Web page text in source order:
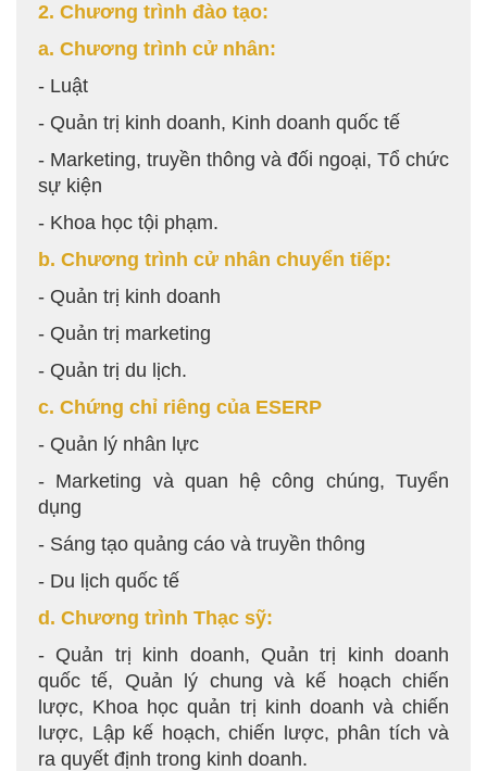
2. Chương trình đào tạo:
a. Chương trình cử nhân:
- Luật
- Quản trị kinh doanh, Kinh doanh quốc tế
- Marketing, truyền thông và đối ngoại, Tổ chức
sự kiện
- Khoa học tội phạm.
b. Chương trình cử nhân chuyển tiếp:
- Quản trị kinh doanh
- Quản trị marketing
- Quản trị du lịch.
c. Chứng chỉ riêng của ESERP
- Quản lý nhân lực
- Marketing và quan hệ công chúng, Tuyển
dụng
- Sáng tạo quảng cáo và truyền thông
- Du lịch quốc tế
d. Chương trình Thạc sỹ:
- Quản trị kinh doanh, Quản trị kinh doanh
quốc tế, Quản lý chung và kế hoạch chiến
lược, Khoa học quản trị kinh doanh và chiến
lược, Lập kế hoạch, chiến lược, phân tích và
ra quyết định trong kinh doanh.